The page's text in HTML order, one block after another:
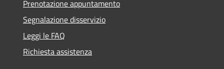
Prenotazione appuntamento
Segnalazione disservizio
Leggi le FAQ
Richiesta assistenza